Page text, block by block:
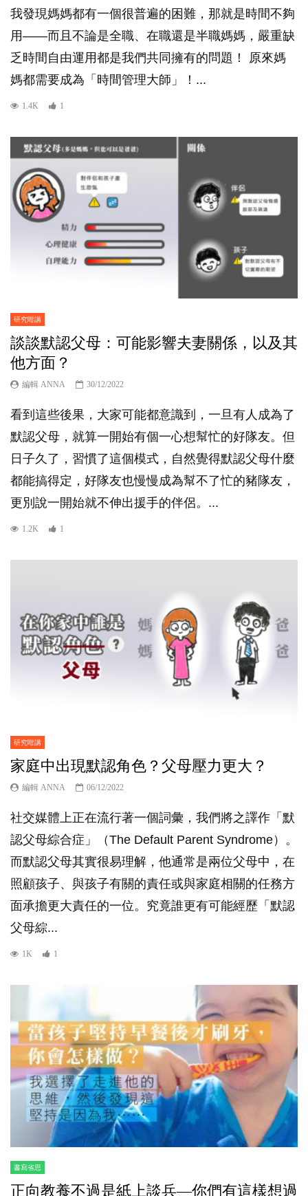
我發現媽媽都有一個很普遍的困難，那就是時間不夠
用——而且不論是全職、在職還是半職媽媽，嚴重缺
乏時間自由運用都是我們共同擁有的問題！ 原來媽
媽都需要成為「時間管理大師」！...
1.4K 1
研究咁講
談談默認父母：可能影響夫妻關係，以及其
他方面？
編輯 ANNA 30/12/2022
看到這些後果，大家可能都意識到，一旦有人成為了
默認父母，就算一開始有個一心想幫忙的好隊友。但
日子久了，習慣了這個模式，自然覺得默認父母什麼
都能搞得定，好隊友也慢慢成為幫不了忙的豬隊友，
更別說一開始就不伸出援手的伴侶。...
1.2K 1
研究咁講
家庭中出現默認角色？父母壓力更大？
編輯 ANNA 06/12/2022
社交媒體上正在流行著一個詞彙，我們將之譯作「默
認父母綜合症」（The Default Parent Syndrome）。
而默認父母其實很易理解，他通常是兩位父母中，在
照顧孩子、與孩子有關的責任或與家庭相關的任務方
面承擔更大責任的一位。究竟誰更有可能經歷「默認
父母綜...
1K 1
書寫省思
正向教養不過是紙上談兵—你們有這樣想過